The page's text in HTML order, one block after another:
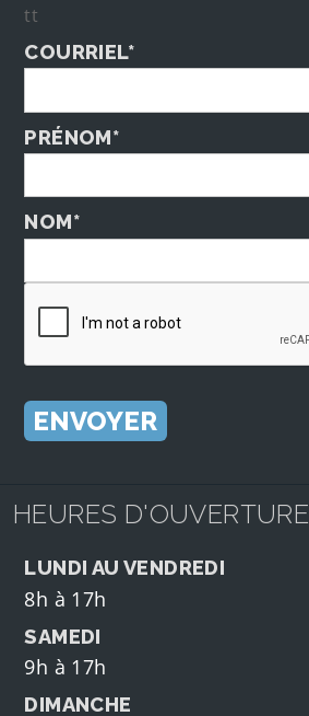
tt
COURRIEL*
PRÉNOM*
NOM*
HEURES D'OUVERTURE
LUNDI AU VENDREDI
8h à 17h
SAMEDI
9h à 17h
DIMANCHE